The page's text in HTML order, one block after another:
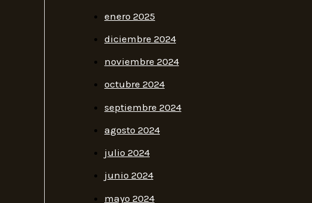
enero 2025
diciembre 2024
noviembre 2024
octubre 2024
septiembre 2024
agosto 2024
julio 2024
junio 2024
mayo 2024